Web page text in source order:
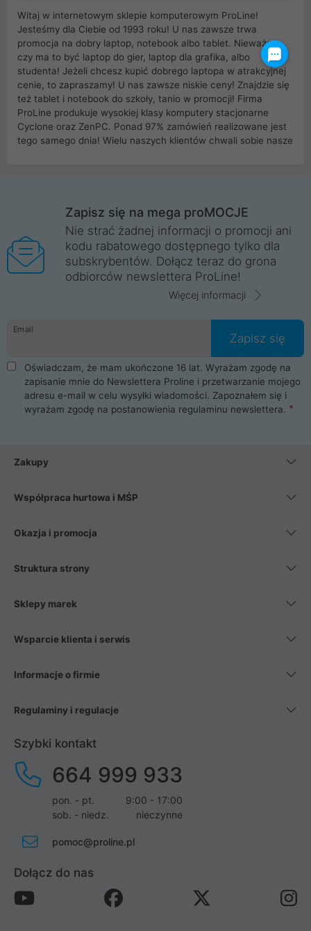
Witaj w internetowym sklepie komputerowym ProLine!
Jesteśmy dla Ciebie od 1993 roku! U nas zawsze trwa
promocja na dobry laptop, notebook albo tablet. Nieważne
czy ma to być laptop do gier, laptop dla grafika, albo
studenta! Jeżeli chcesz kupić dobrego laptopa w atrakcyjnej
cenie, to zapraszamy! U nas zawsze niskie ceny! Znajdzie się
też tablet i notebook do szkoły, tanio w promocji! Firma
ProLine produkuje wysokiej klasy komputery stacjonarne
Cyclone oraz ZenPC. Ponad 97% zamówień realizowane jest
tego samego dnia! Wielu naszych klientów chwali sobie nasze
Wrocław, Poznań, Legnica, Katowice, Gliwice, Kalisz, Bytom,
Trzebnica, Opole. Szybka i profesjonalna obsługa!
ProLine to polska firma ze 100% polskim kapitałem. Działamy
legalnie i płacimy podatki w naszym kraju! Posiadamy siedzibę
główną w Mirkowie oraz salony na terenie kraju. Cała
komunikacja ze sklepem komputerowym ProLine jest
danych osobowych. Dlatego zakup notebooka albo laptopa w
ProLine to czysta przyjemność i pełne bezpieczeństwo.
Zaopatrzysz się u nas w akcesoria i części komputerowe
takie jak procesory, karty graficzne, płyty główne, pamięci,
dyski SSD, M.2 oraz HDD. Nasi pracownicy pomogą Ci wybrać
najlepszy zasilacz komputerowy oraz obudowę do komputera.
Poza komputerami mamy również najlepsze na rynku
Smartfony takich producentów jak Xiaomi, Apple, Samsung i
wentylatory. Na koniec mając już to wszystko, możesz
Zapisz się na mega proMOCJE
Nie strać żadnej informacji o promocji ani
kodu rabatowego dostępnego tylko dla
subskrybentów. Dołącz teraz do grona
odbiorców newslettera ProLine!
Więcej informacji
Email
Zapisz się
Oświadczam, że mam ukończone 16 lat. Wyrażam zgodę na
zapisanie mnie do Newslettera Proline i przetwarzanie mojego
adresu e-mail w celu wysyłki wiadomości. Zapoznałem się i
wyrażam zgodę na postanowienia regulaminu newslettera.
Zakupy
Współpraca hurtowa i MŚP
Okazja i promocja
Struktura strony
Sklepy marek
Wsparcie klienta i serwis
Informacje o firmie
Regulaminy i regulacje
Szybki kontakt
664 999 933
pon. - pt.
9:00 - 17:00
sob. - niedz.
nieczynne
pomoc@proline.pl
Dołącz do nas